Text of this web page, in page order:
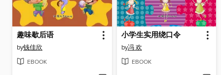
趣味歇后语
by钱佳欣
EBOOK
小学生实用绕口令
by冯 欢
EBOOK